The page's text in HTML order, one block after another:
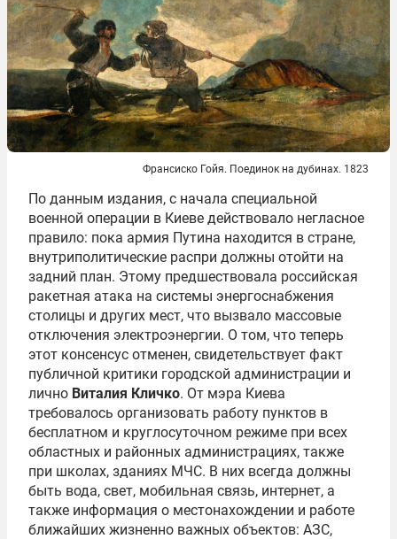
Франсиско Гойя. Поединок на дубинах. 1823
По данным издания, с начала специальной
военной операции в Киеве действовало негласное
правило: пока армия Путина находится в стране,
внутриполитические распри должны отойти на
задний план. Этому предшествовала российская
ракетная атака на системы энергоснабжения
столицы и других мест, что вызвало массовые
отключения электроэнергии. О том, что теперь
этот консенсус отменен, свидетельствует факт
публичной критики городской администрации и
лично Виталия Кличко. От мэра Киева
требовалось организовать работу пунктов в
бесплатном и круглосуточном режиме при всех
областных и районных администрациях, также
при школах, зданиях МЧС. В них всегда должны
быть вода, свет, мобильная связь, интернет, а
также информация о местонахождении и работе
ближайших жизненно важных объектов: АЗС,